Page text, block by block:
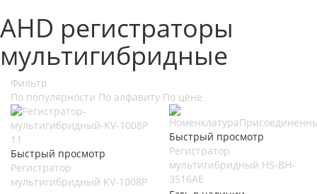
AHD регистраторы
мультигибридные
Фильтр
По популярности По алфавиту По цене
Быстрый просмотр
Регистратор
мультигибридный KV-1008P
Быстрый просмотр
Регистратор
мультигибридный HS-BH-
3516AE